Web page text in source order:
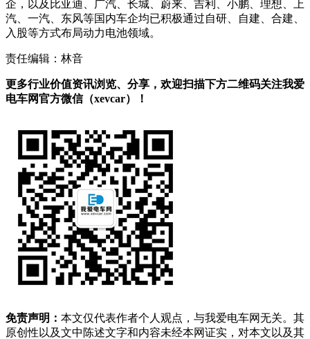
企，以及比亚迪、广汽、长城、蔚来、吉利、小鹏、理想、上
汽、一汽、东风等国内车企均已积极通过自研、自建、合建、
入股等方式布局动力电池领域。
责任编辑：林音
更多行业价值资讯浏览、分享，欢迎扫描下方二维码关注我爱
电车网官方微信（xevcar）！
免责声明： 本文仅代表作者个人观点，与我爱电车网无关。其
原创性以及文中陈述文字和内容未经本网证实，对本文以及其